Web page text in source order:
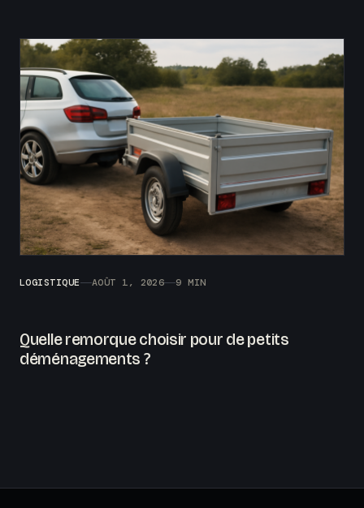
LOGISTIQUE AOÛT 1, 2026 9 MIN
Quelle remorque choisir pour de petits
déménagements ?